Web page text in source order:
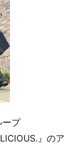
ープ
』のア